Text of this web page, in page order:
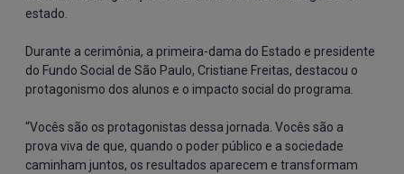
estado.
Durante a cerimônia, a primeira-dama do Estado e presidente
do Fundo Social de São Paulo, Cristiane Freitas, destacou o
protagonismo dos alunos e o impacto social do programa.
“Vocês são os protagonistas dessa jornada. Vocês são a
prova viva de que, quando o poder público e a sociedade
caminham juntos, os resultados aparecem e transformam